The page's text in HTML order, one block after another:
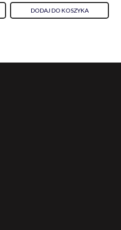
DODAJ DO KOSZYKA